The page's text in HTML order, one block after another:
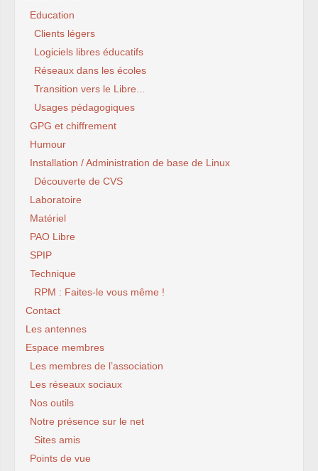
Education
Clients légers
Logiciels libres éducatifs
Réseaux dans les écoles
Transition vers le Libre...
Usages pédagogiques
GPG et chiffrement
Humour
Installation / Administration de base de Linux
Découverte de CVS
Laboratoire
Matériel
PAO Libre
SPIP
Technique
RPM : Faites-le vous même !
Contact
Les antennes
Espace membres
Les membres de l’association
Les réseaux sociaux
Nos outils
Notre présence sur le net
Sites amis
Points de vue